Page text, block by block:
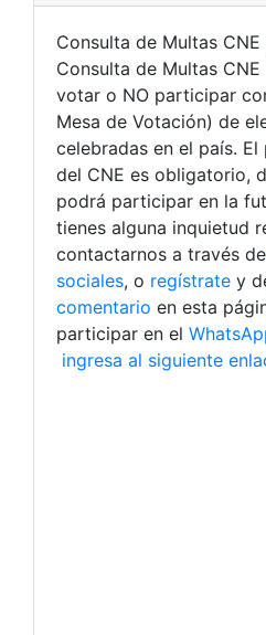
Consulta de Multas
Consulta de Multas
votar o NO participar
Mesa de Votación) de
celebradas en el país.
del CNE es obligatorio,
podrá participar en la
tienes alguna inquietud
contactarnos a través de
sociales, o regístrate y
comentario en esta
participar en el
ingresa al siguiente